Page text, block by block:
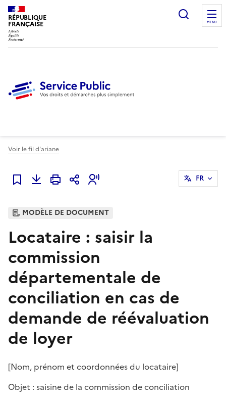
RÉPUBLIQUE
FRANÇAISE
Ouvrir
MENU
Voir le fil d'ariane
Ajouter à mes favoris
FR
MODÈLE DE DOCUMENT
Locataire : saisir la
commission
départementale de
conciliation en cas de
demande de réévaluation
de loyer
[Nom, prénom et coordonnées du locataire]
Objet : saisine de la commission de conciliation